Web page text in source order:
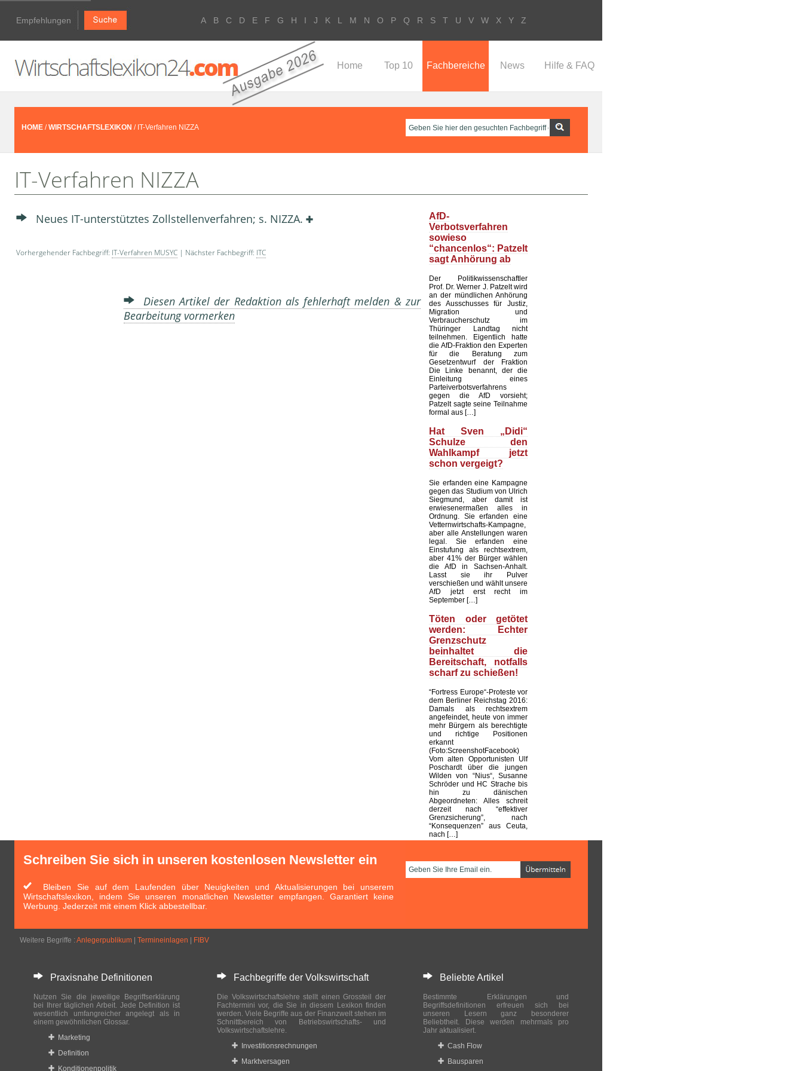
Empfehlungen A B C D E F G H I J K L M N O P Q R S T U V W X Y Z
Home Top 10 Fachbereiche News Hilfe & FAQ
HOME /WIRTSCHAFTSLEXIKON / IT-Verfahren NIZZA
IT-Verfahren NIZZA
Neues IT-unterstütztes Zollstellenverfahren; s. NIZZA.
Vorhergehender Fachbegriff: IT-Verfahren MUSYC | Nächster Fachbegriff: ITC
Diesen Artikel der Redaktion als fehlerhaft melden & zur
Bearbeitung vormerken
AfD-
Verbotsverfahren
sowieso
“chancenlos“: Patzelt
sagt Anhörung ab
Der Politikwissenschaftler
Prof. Dr. Werner J. Patzelt wird
an der mündlichen Anhörung
des Ausschusses für Justiz,
Migration und
Verbraucherschutz im
Thüringer Landtag nicht
teilnehmen. Eigentlich hatte
die AfD-Fraktion den Experten
für die Beratung zum
Gesetzentwurf der Fraktion
Die Linke benannt, der die
Einleitung eines
Parteiverbotsverfahrens
gegen die AfD vorsieht;
Patzelt sagte seine Teilnahme
formal aus […]
Hat Sven „Didi“
Schulze den
Wahlkampf jetzt
schon vergeigt?
Sie erfanden eine Kampagne
gegen das Studium von Ulrich
Siegmund, aber damit ist
erwiesenermaßen alles in
Ordnung. Sie erfanden eine
Vetternwirtschafts-Kampagne,
aber alle Anstellungen waren
legal. Sie erfanden eine
Einstufung als rechtsextrem,
aber 41% der Bürger wählen
die AfD in Sachsen-Anhalt.
Lasst sie ihr Pulver
verschießen und wählt unsere
AfD jetzt erst recht im
September […]
Töten oder getötet
werden: Echter
Grenzschutz
beinhaltet die
Bereitschaft, notfalls
scharf zu schießen!
“Fortress Europe“-Proteste vor
dem Berliner Reichstag 2016:
Damals als rechtsextrem
angefeindet, heute von immer
mehr Bürgern als berechtigte
und richtige Positionen
erkannt
(Foto:ScreenshotFacebook)
Vom alten Opportunisten Ulf
Poschardt über die jungen
Wilden von “Nius“, Susanne
Schröder und HC Strache bis
hin zu dänischen
Abgeordneten: Alles schreit
derzeit nach “effektiver
Grenzsicherung”, nach
“Konsequenzen” aus Ceuta,
nach […]
Schreiben Sie sich in unseren kostenlosen Newsletter ein
Bleiben Sie auf dem Laufenden über Neuigkeiten und Aktualisierungen bei unserem
Wirtschaftslexikon, indem Sie unseren monatlichen Newsletter empfangen. Garantiert keine
Werbung. Jederzeit mit einem Klick abbestellbar.
Weitere Begriffe : Anlegerpublikum Termineinlagen FIBV
Praxisnahe Definitionen
Nutzen Sie die jeweilige Begriffserklärung
bei Ihrer täglichen Arbeit. Jede Definition ist
wesentlich umfangreicher angelegt als in
einem gewöhnlichen Glossar.
Marketing
Definition
Konditionenpolitik
Fachbegriffe der Volkswirtschaft
Die Volkswirtschaftslehre stellt einen Grossteil der
Fachtermini vor, die Sie in diesem Lexikon finden
werden. Viele Begriffe aus der Finanzwelt stehen im
Schnittbereich von Betriebswirtschafts- und
Volkswirtschaftslehre.
Investitionsrechnungen
Marktversagen
Beliebte Artikel
Bestimmte Erklärungen und
Begriffsdefinitionen erfreuen sich bei
unseren Lesern ganz besonderer
Beliebtheit. Diese werden mehrmals pro
Jahr aktualisiert.
Cash Flow
Bausparen